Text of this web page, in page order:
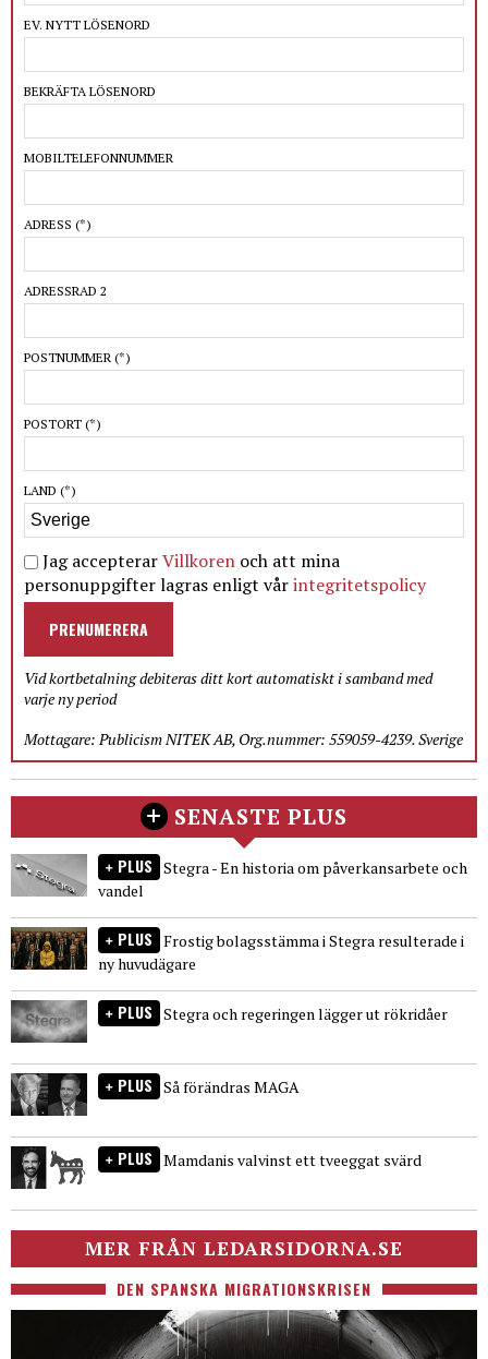
EV. NYTT LÖSENORD
BEKRÄFTA LÖSENORD
MOBILTELEFONNUMMER
ADRESS (*)
ADRESSRAD 2
POSTNUMMER (*)
POSTORT (*)
LAND (*)
Jag accepterarVillkoren och att mina
personuppgifter lagras enligt vårintegritetspolicy
PRENUMERERA
Vid kortbetalning debiteras ditt kort automatiskt i samband med
varje ny period
Mottagare: Publicism NITEK AB, Org.nummer: 559059-4239. Sverige
SENASTE PLUS
PLUS Stegra - En historia om påverkansarbete och
vandel
PLUS Frostig bolagsstämma i Stegra resulterade i
ny huvudägare
PLUS Stegra och regeringen lägger ut rökridåer
PLUS Så förändras MAGA
PLUS Mamdanis valvinst ett tveeggat svärd
MER FRÅN LEDARSIDORNA.SE
DEN SPANSKA MIGRATIONSKRISEN